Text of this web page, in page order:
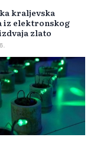
kraljevska
iz elektronskog
zlato